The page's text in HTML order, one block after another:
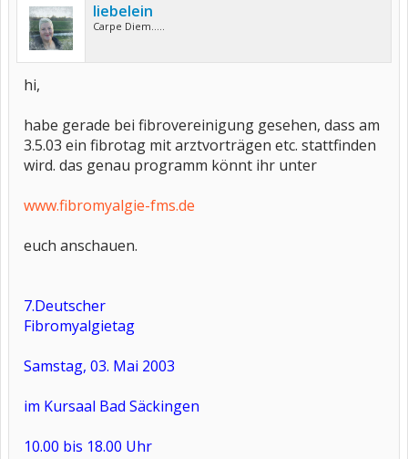
liebelein
Carpe Diem.....
hi,
habe gerade bei fibrovereinigung gesehen, dass am
3.5.03 ein fibrotag mit arztvorträgen etc. stattfinden
wird. das genau programm könnt ihr unter
www.fibromyalgie-fms.de
euch anschauen.
7.Deutscher
Fibromyalgietag
Samstag, 03. Mai 2003
im Kursaal Bad Säckingen
10.00 bis 18.00 Uhr